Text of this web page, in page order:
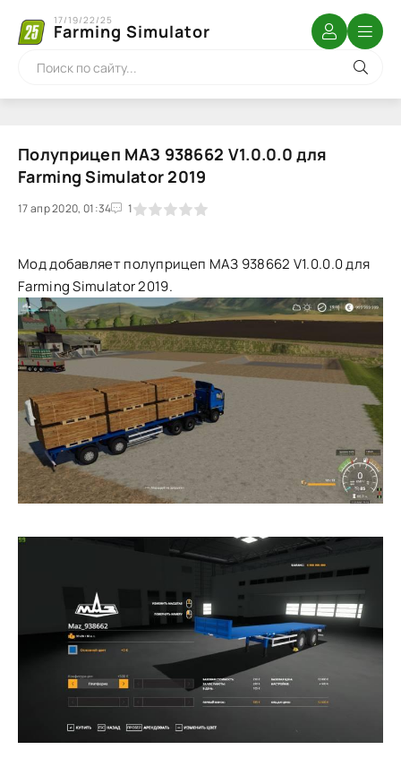
Farming Simulator
17/19/22/25
Полуприцеп MAЗ 938662 V1.0.0.0 для
Farming Simulator 2019
17 апр 2020, 01:34 1
1 2 3 4 5
Мод добавляет полуприцеп MAЗ 938662 V1.0.0.0 для
Farming Simulator 2019.